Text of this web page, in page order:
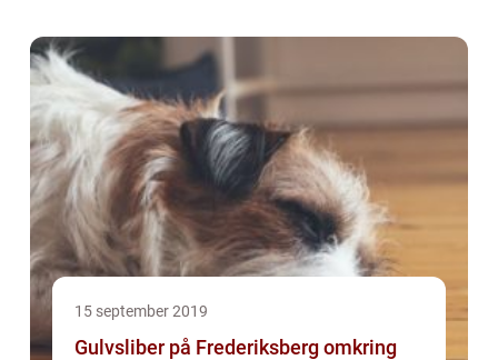
optimale akustik, et ...
15 september 2019
Gulvsliber på Frederiksberg omkring